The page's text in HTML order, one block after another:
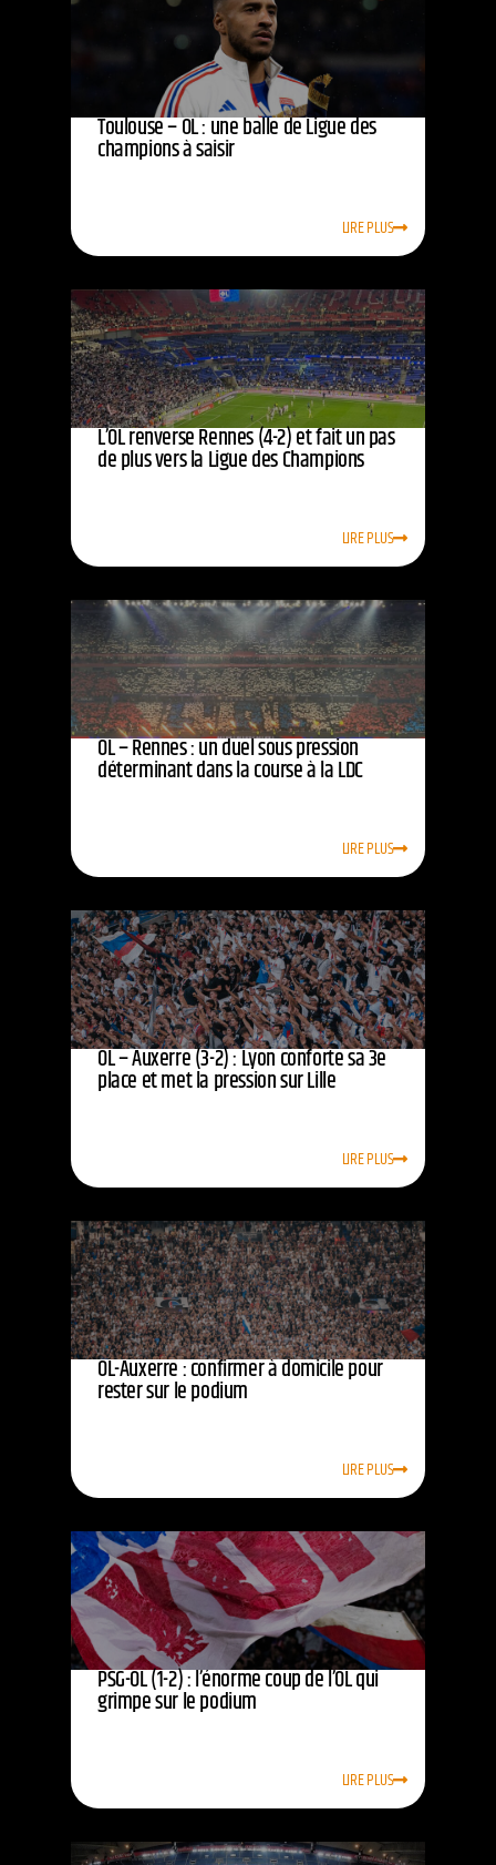
Toulouse – OL : une balle de Ligue des
champions à saisir
LIRE PLUS
L’OL renverse Rennes (4-2) et fait un pas
de plus vers la Ligue des Champions
LIRE PLUS
OL – Rennes : un duel sous pression
déterminant dans la course à la LDC
LIRE PLUS
OL – Auxerre (3-2) : Lyon conforte sa 3e
place et met la pression sur Lille
LIRE PLUS
OL-Auxerre : confirmer à domicile pour
rester sur le podium
LIRE PLUS
PSG-OL (1-2) : l’énorme coup de l’OL qui
grimpe sur le podium
LIRE PLUS